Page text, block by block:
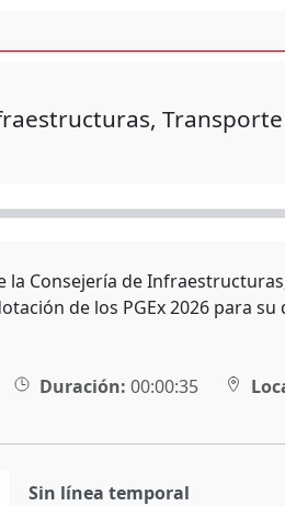
la Consejería de
de los PGEx 2026 para
Duración: 00:00:35
Sin línea temporal